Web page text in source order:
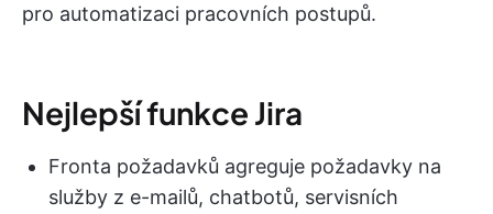
pro automatizaci pracovních postupů.
Nejlepší funkce Jira
Fronta požadavků agreguje požadavky na
služby z e-mailů, chatbotů, servisních